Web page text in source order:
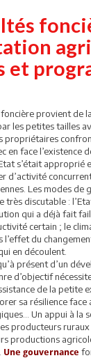
et
provient de
les petites tailles
propriétaires
en face l’existence
s’était approprié
d’activité
Les modes de
très discutable :
qui a déjà fait
certain ; le
l’effet du
en découlent.
présent d’un
d’objectif
de la petite
sa résilience face
Un appui à la
producteurs
productions
Une gouvernance